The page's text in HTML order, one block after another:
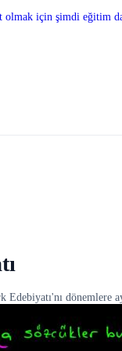
için şimdi eğitim
dönemlere